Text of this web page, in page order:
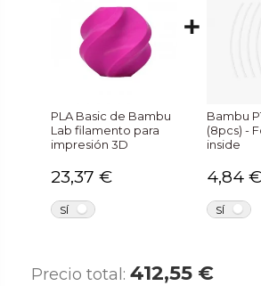
PLA Basic de Bambu
Lab filamento para
impresión 3D
23,37 €
SÍ
Bambu
(8pcs) -
inside
4,84 €
SÍ
Precio total: 412,55 €